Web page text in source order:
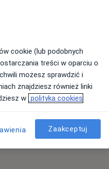
cookie (lub podobnych
treści w oparciu o
możesz sprawdzić i
znajdziesz również linki
w polityka cookies
Zaakceptuj